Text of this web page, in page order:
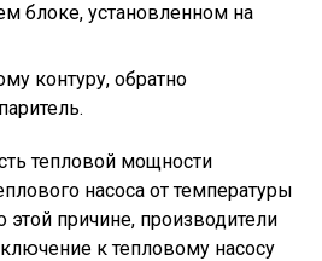
блоке, установленном на
контуру, обратно
тепловой мощности
насоса от температуры
этой причине, производители
к тепловому насосу